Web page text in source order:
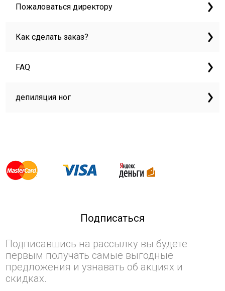
Пожаловаться директору
Как сделать заказ?
FAQ
депиляция ног
Подписаться
Подписавшись на рассылку вы будете
первым получать самые выгодные
предложения и узнавать об акциях и
скидках.